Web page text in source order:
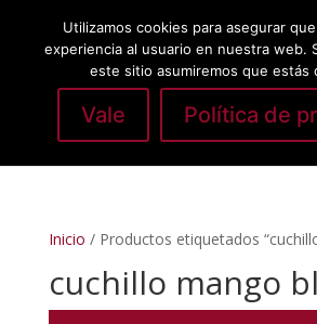
Seleccionar página
Inicio / Productos etiquetados
cuchillo mango
Utilizamos cookies para asegurar
experiencia al usuario en nuestra web.
este sitio asumiremos que estás
Vale Política de